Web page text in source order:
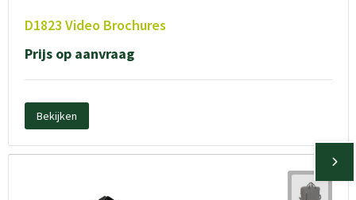
D1823 Video Brochures
Prijs op aanvraag
Bekijken